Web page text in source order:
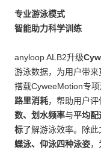
专业游泳模式
智能助力科学训练
anyloop ALB2升级
游泳数据，为用户带来
搭载CyweeMotion专
路里消耗，帮助用户评
数、划水频率与平均配
标了解游泳效率。除
蝶泳、仰泳四种泳姿，